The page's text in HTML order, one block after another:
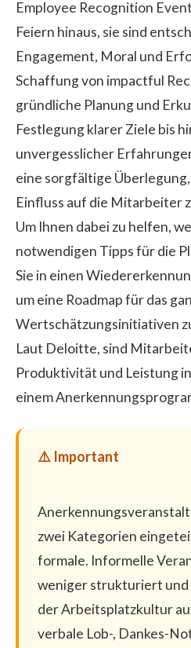
Employee Recognition
Feiern hinaus, sie sind
Engagement, Moral und
Schaffung von impactful
gründliche Planung und
Festlegung klarer Ziele bis
unvergesslicher
eine sorgfältige
Einfluss auf die Mitarbeiter
Um Ihnen dabei zu helfen,
notwendigen Tipps für die
Sie in einen
um eine Roadmap für das
Wertschätzungsinitiativen
Laut Deloitte, sind
Produktivität und Leistung
einem
zwei Kategorien
formale. Informelle
weniger strukturiert
der Arbeitsplatzkultur
verbale Lob-, Dankes-